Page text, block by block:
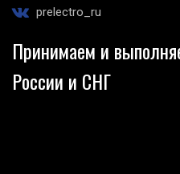
prelectro_ru
Принимаем и
России и СНГ